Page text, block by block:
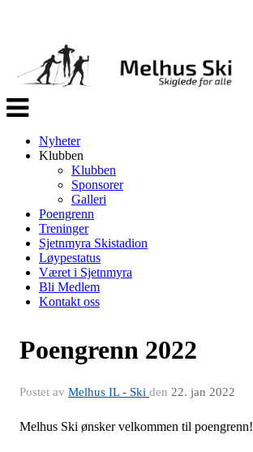
Veksle
navigasjon
Nyheter
Klubben
Klubben
Sponsorer
Galleri
Poengrenn
Treninger
Sjetnmyra Skistadion
Løypestatus
Været i Sjetnmyra
Bli Medlem
Kontakt oss
Poengrenn 2022
Postet av Melhus IL - Ski den 22. jan 2022
Melhus Ski ønsker velkommen til poengrenn!